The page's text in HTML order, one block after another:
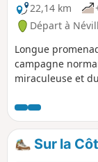
22,14 km
Départ à
Longue
campagne
miraculeuse et
Sur la